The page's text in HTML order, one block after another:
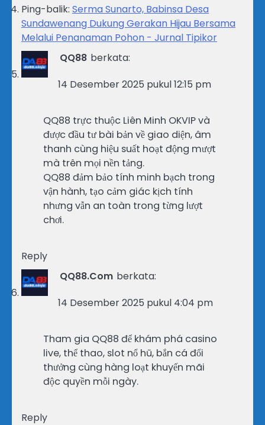
Ping-balik: Serma Sunarto, Babinsa Desa
Sundawenang Dukung Gerakan Hijau Bersama
Melalui Penanaman Pohon - Jurnal Tipikor
QQ88 berkata:
14 Desember 2025 pukul 12:15 pm
QQ88 trực thuộc Liên Minh OKVIP và
được đầu tư bài bản về giao diện, âm
thanh cùng hiệu suất hoạt động mượt
mà trên mọi nền tảng.
QQ88 đảm bảo tính minh bạch trong
vận hành, tạo cảm giác kịch tính
nhưng vẫn an toàn trong từng lượt
chơi.
Reply
QQ88.Com berkata:
14 Desember 2025 pukul 4:04 pm
Tham gia QQ88 để khám phá casino
live, thể thao, slot nổ hũ, bắn cá đổi
thưởng cùng hàng loạt khuyến mãi
độc quyền mỗi ngày.
Reply